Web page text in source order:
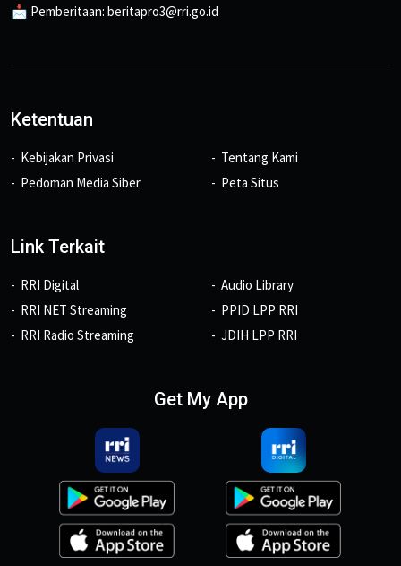
📩 Pemberitaan: beritapro3@rri.go.id
Ketentuan
Kebijakan Privasi
Pedoman Media Siber
Tentang Kami
Peta Situs
Link Terkait
RRI Digital
RRI NET Streaming
RRI Radio Streaming
Audio Library
PPID LPP RRI
JDIH LPP RRI
Get My App